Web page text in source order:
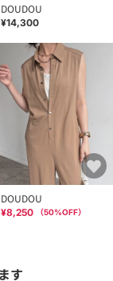
DOUDOU
¥14,300
DOUDOU
¥8,250 （50%OFF）